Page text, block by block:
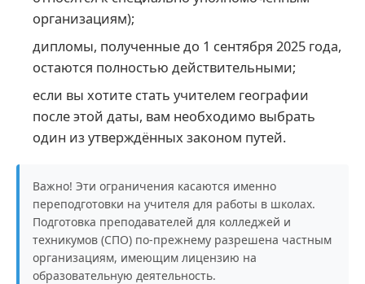
организациям);
дипломы, полученные до 1 сентября 2025 года,
остаются полностью действительными;
если вы хотите стать учителем географии
после этой даты, вам необходимо выбрать
один из утверждённых законом путей.
Важно! Эти ограничения касаются именно
переподготовки на учителя для работы в школах.
Подготовка преподавателей для колледжей и
техникумов (СПО) по-прежнему разрешена частным
организациям, имеющим лицензию на
образовательную деятельность.